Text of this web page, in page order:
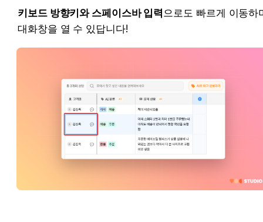
키보드 방향키와 스페이스바 입력 으로도 빠르게 이동하
대화창을 열 수 있답니다!